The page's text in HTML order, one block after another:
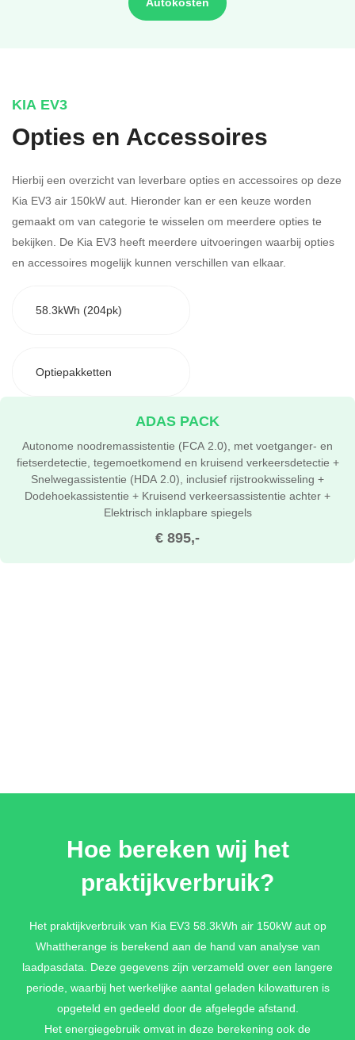
KIA EV3
Opties en Accessoires
Hierbij een overzicht van leverbare opties en accessoires op deze
Kia EV3 air 150kW aut. Hieronder kan er een keuze worden
gemaakt om van categorie te wisselen om meerdere opties te
bekijken. De Kia EV3 heeft meerdere uitvoeringen waarbij opties
en accessoires mogelijk kunnen verschillen van elkaar.
58.3kWh (204pk)
Optiepakketten
€ 895,-
ADAS PACK
Autonome noodremassistentie (FCA 2.0), met voetganger- en
fietserdetectie, tegemoetkomend en kruisend verkeersdetectie +
Snelwegassistentie (HDA 2.0), inclusief rijstrookwisseling +
Dodehoekassistentie + Kruisend verkeersassistentie achter +
Elektrisch inklapbare spiegels
Hoe bereken wij het
praktijkverbruik?
Het praktijkverbruik van Kia EV3 58.3kWh air 150kW aut op
Whattherange is berekend aan de hand van analyse van
laadpasdata. Deze gegevens zijn verzameld over een langere
periode, waarbij het werkelijke aantal geladen kilowatturen is
opgeteld en gedeeld door de afgelegde afstand.
Het energiegebruik omvat in deze berekening ook de